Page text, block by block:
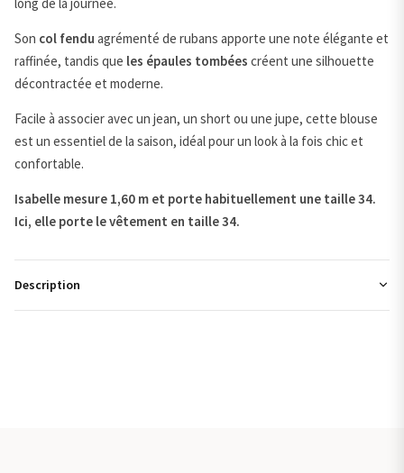
Description
Son col fendu agrémenté de rubans apporte une note élégante et
raffinée, tandis que les épaules tombées créent une silhouette
décontractée et moderne.
Facile à associer avec un jean, un short ou une jupe, cette blouse
est un essentiel de la saison, idéal pour un look à la fois chic et
confortable.
Isabelle mesure 1,60 m et porte habituellement une taille 34.
Ici, elle porte le vêtement en taille 34.